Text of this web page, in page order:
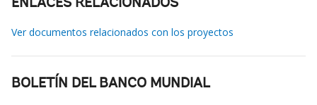
ENLACES RELACIONADOS
Ver documentos relacionados con los proyectos
BOLETÍN DEL BANCO MUNDIAL